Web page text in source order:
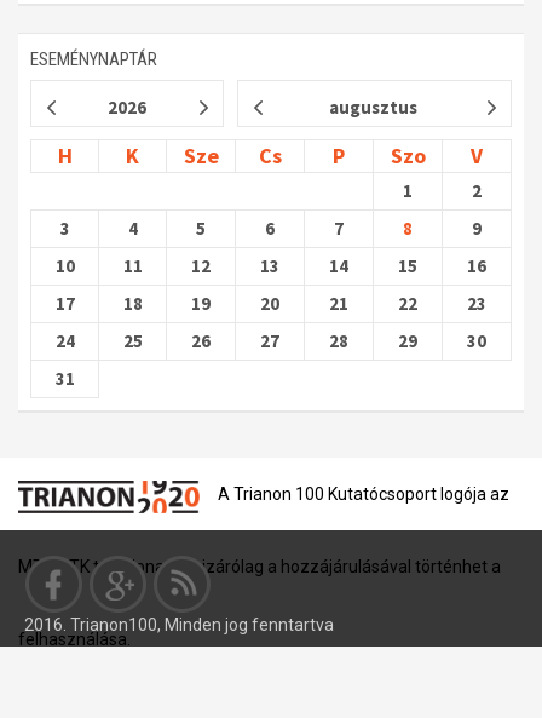
ESEMÉNYNAPTÁR
2026 augusztus
H K Sze Cs P Szo V
1
2
3
4 5 6 7 8
9
10
11 12 13 14 15
16
17
18 19 20 21 22
23
24
25 26 27 28 29
30
31
A Trianon 100 Kutatócsoport logója az
MTA BTK tulajdona, és kizárólag a hozzájárulásával történhet a
felhasználása.
2016. Trianon100, Minden jog fenntartva